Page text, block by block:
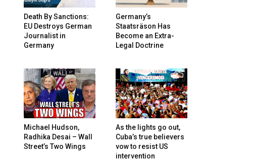
Death By Sanctions:
EU Destroys German
Journalist in
Germany
Germany’s
Staatsräson Has
Become an Extra-
Legal Doctrine
Michael Hudson,
Radhika Desai – Wall
Street’s Two Wings
As the lights go out,
Cuba’s true believers
vow to resist US
intervention